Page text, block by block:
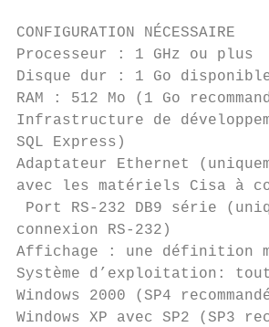
CONFIGURATION NÉCESSAIRE
Processeur : 1 GHz ou plus
Disque dur : 1 Go
RAM : 512 Mo (1 Go
Infrastructure de
SQL Express)
Adaptateur Ethernet
avec les matériels Cisa à
Port RS-232 DB9 série
connexion RS-232)
Affichage : une définition
Système d’exploitation:
Windows 2000 (SP4
Windows XP avec SP2 (SP3